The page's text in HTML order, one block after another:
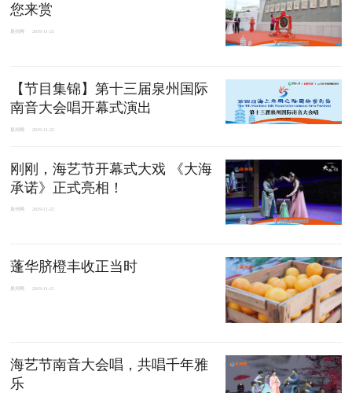
您来赏
泉州网 2019-11-23
【节目集锦】第十三届泉州国际
南音大会唱开幕式演出
泉州网 2019-11-22
刚刚，海艺节开幕式大戏 《大海
承诺》正式亮相！
泉州网 2019-11-22
蓬华脐橙丰收正当时
泉州网 2019-11-21
海艺节南音大会唱，共唱千年雅
乐